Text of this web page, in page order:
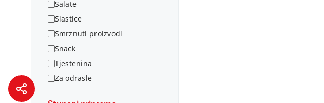
Salate
Slastice
Smrznuti proizvodi
Snack
Tjestenina
Za odrasle